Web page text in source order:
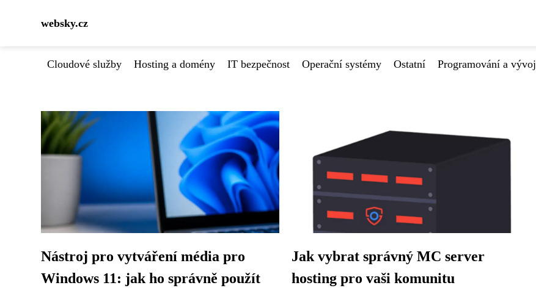
websky.cz
Cloudové služby Hosting a domény IT bezpečnost Operační systémy Ostatní Programování a vývoj
Nástroj pro vytváření média pro
Windows 11: jak ho správně použít
Jak vybrat správný MC server
hosting pro vaši komunitu